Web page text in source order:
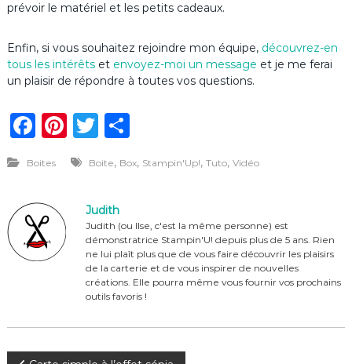
prévoir le matériel et les petits cadeaux.
Enfin, si vous souhaitez rejoindre mon équipe, découvrez-en
tous les intérêtset envoyez-moi un message et je me ferai
un plaisir de répondre à toutes vos questions.
F
c
e
b
o
Pi
n
te
re
st
T
it
te
r
P
ta
er
Boites Boite, Box, Stampin'Up!, Tuto, Vidéo
Judith
Judith (ou Ilse, c'est la même personne) est
démonstratrice Stampin'U! depuis plus de 5 ans. Rien
ne lui plaît plus que de vous faire découvrir les plaisirs
de la carterie et de vous inspirer de nouvelles
créations. Elle pourra même vous fournir vos prochains
outils favoris !